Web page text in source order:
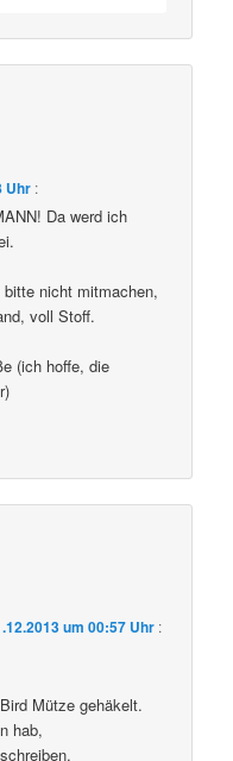
Uhr :
Da werd ich
nicht mitmachen,
voll Stoff.
(ich hoffe, die
um 00:57 Uhr :
Mütze gehäkelt.
hab,